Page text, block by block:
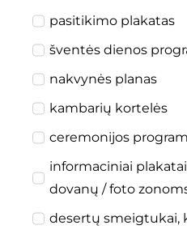
pasitikimo plakatas
šventės dienos
nakvynės planas
kambarių kortelės
ceremonijos
informaciniai
dovanų / foto
desertų smeigtukai,